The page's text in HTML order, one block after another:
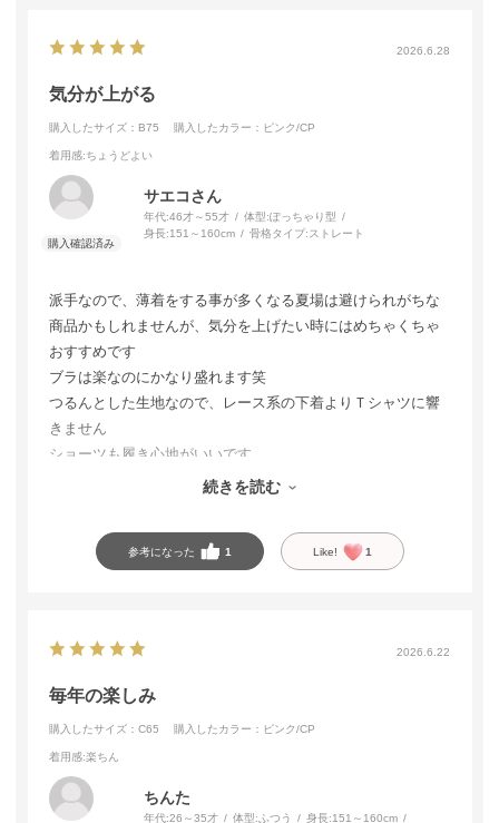
2026.6.28
気分が上がる
購入したサイズ：B75 購入したカラー：ピンク/CP
着用感:ちょうどよい
サエコさん
年代:46才～55才 体型:ぽっちゃり型
身長:151～160cm 骨格タイプ:ストレート
派手なので、薄着をする事が多くなる夏場は避けられがちな
商品かもしれませんが、気分を上げたい時にはめちゃくちゃ
おすすめです
ブラは楽なのにかなり盛れます笑
つるんとした生地なので、レース系の下着よりＴシャツに響
きません
ショーツも履き心地がいいです
同じデザインのハーフバックやＴバックがあってもよかった
続きを読む
参考になった 1 Like! 1
2026.6.22
毎年の楽しみ
購入したサイズ：C65 購入したカラー：ピンク/CP
着用感:楽ちん
ちんた
年代:26～35才 体型: ふつう 身長:151～160cm